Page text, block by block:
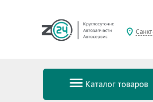
Каталог товаров